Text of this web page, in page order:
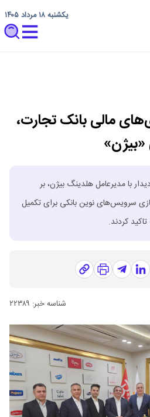
یکشنبه ۱۸ مرداد ۱۴۰۵
مالی بانک تجارت،
با مدیرعامل هلدینگ بیژن، بر
سرویس‌های نوین بانکی برای تکمیل
کردند.
شناسه خبر: ۲۲۳۸۹